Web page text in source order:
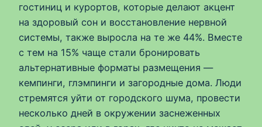
гостиниц и курортов, которые делают акцент
на здоровый сон и восстановление нервной
системы, также выросла на те же 44%. Вместе
с тем на 15% чаще стали бронировать
альтернативные форматы размещения —
кемпинги, глэмпинги и загородные дома. Люди
стремятся уйти от городского шума, провести
несколько дней в окружении заснеженных